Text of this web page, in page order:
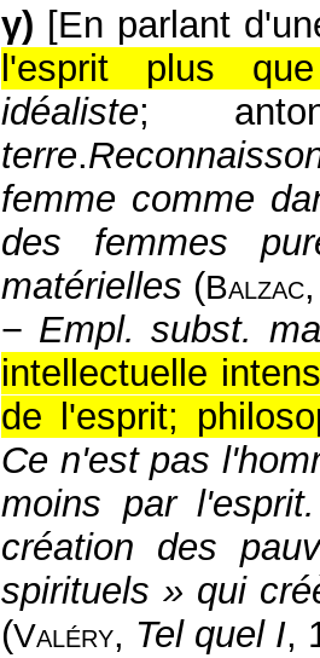
γ) [En parlant
l'esprit plus
idéaliste;
terre.
femme comme
des femmes
matérielles (Balzac
− Empl. subst.
intellectuelle
de l'esprit;
Ce n'est pas
moins par
création des
spirituels » qui
(Valéry, Tel quel I,